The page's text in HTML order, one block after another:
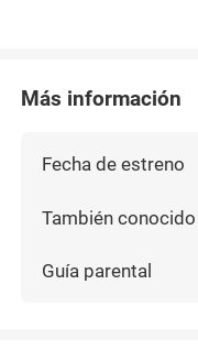
Más información
Fecha de estreno
También
Guía parental